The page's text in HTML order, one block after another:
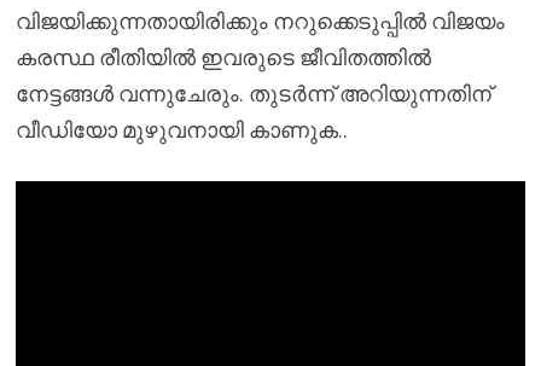
വിജയിക്കുന്നതായിരിക്കും നറുക്കെടുപ്പിൽ വിജയം
കരസ്ഥ രീതിയിൽ ഇവരുടെ ജീവിതത്തിൽ
നേട്ടങ്ങൾ വന്നുചേരും. തുടർന്ന് അറിയുന്നതിന്
വീഡിയോ മുഴുവനായി കാണുക..